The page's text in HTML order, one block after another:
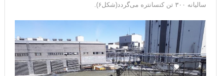
سالیانه ۳۰۰ تن کنسانتره می‌گردد(شکل۶).